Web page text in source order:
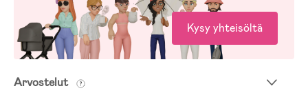
Kysy yhteisöltä
Arvostelut